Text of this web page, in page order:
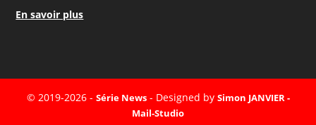
En savoir plus
© 2019-2026 - Série News- Designed by Simon JANVIER -
Mail-Studio